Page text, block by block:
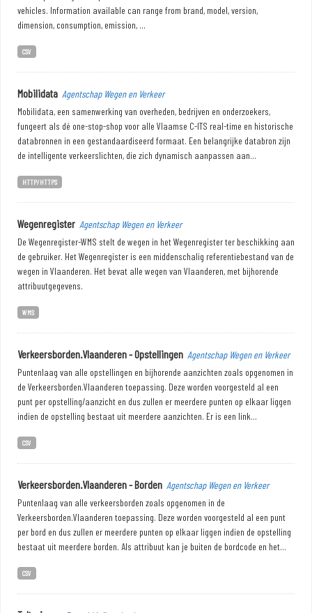
vehicles. Information available can range from brand, model, version,
dimension, consumption, emission, ...
CSV
Mobilidata Agentschap Wegen en Verkeer
Mobilidata, een samenwerking van overheden, bedrijven en onderzoekers,
fungeert als dé one-stop-shop voor alle Vlaamse C-ITS real-time en historische
databronnen in een gestandaardiseerd formaat. Een belangrijke databron zijn
de intelligente verkeerslichten, die zich dynamisch aanpassen aan...
HTTP/HTTPS
Wegenregister Agentschap Wegen en Verkeer
De Wegenregister-WMS stelt de wegen in het Wegenregister ter beschikking aan
de gebruiker. Het Wegenregister is een middenschalig referentiebestand van de
wegen in Vlaanderen. Het bevat alle wegen van Vlaanderen, met bijhorende
attribuutgegevens.
WMS
Verkeersborden.Vlaanderen - Opstellingen Agentschap Wegen en Verkeer
Puntenlaag van alle opstellingen en bijhorende aanzichten zoals opgenomen in
de Verkeersborden.Vlaanderen toepassing. Deze worden voorgesteld al een
punt per opstelling/aanzicht en dus zullen er meerdere punten op elkaar liggen
indien de opstelling bestaat uit meerdere aanzichten. Er is een link...
CSV
Verkeersborden.Vlaanderen - Borden Agentschap Wegen en Verkeer
Puntenlaag van alle verkeersborden zoals opgenomen in de
Verkeersborden.Vlaanderen toepassing. Deze worden voorgesteld al een punt
per bord en dus zullen er meerdere punten op elkaar liggen indien de opstelling
bestaat uit meerdere borden. Als attribuut kan je buiten de bordcode en het...
CSV